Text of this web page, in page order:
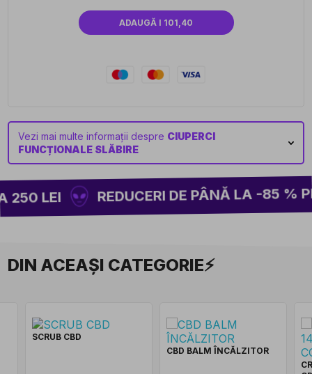
ADAUGĂ I 101,40
Vezi mai multe informații despre CIUPERCI
FUNCȚIONALE SLĂBIRE
LEI REDUCERI DE PÂNĂ LA -85 %
DIN ACEAȘI CATEGORIE⚡
SCRUB CBD
CBD BALM ÎNCĂLZITOR